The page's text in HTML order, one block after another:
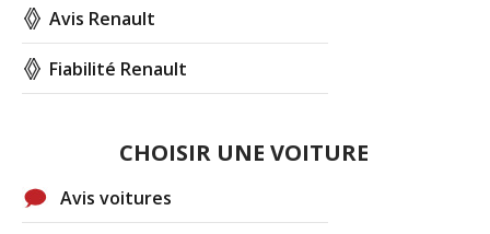
Avis Renault
Fiabilité Renault
CHOISIR UNE VOITURE
Avis voitures